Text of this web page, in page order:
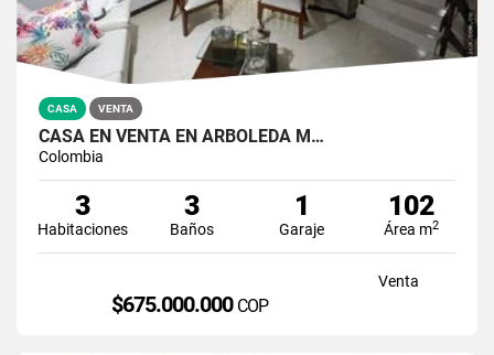
CASA VENTA
CASA EN VENTA EN ARBOLEDA M…
Colombia
3
Habitaciones
3
Baños
1
Garaje
102
Área m2
Venta
$675.000.000 COP